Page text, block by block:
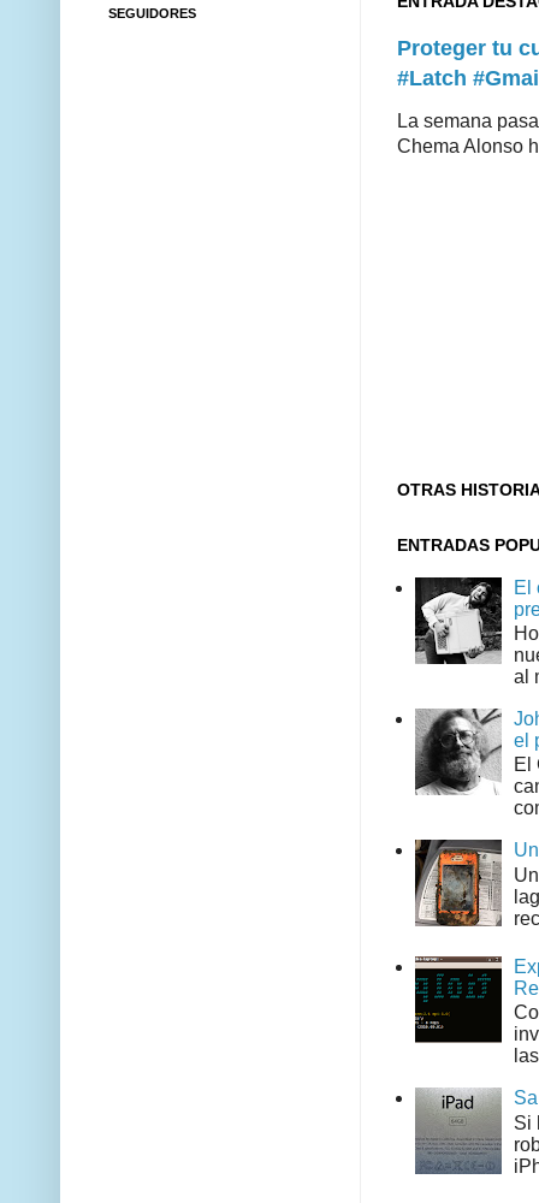
Proteger tu
#Latch
La semana
Chema Alonso
OTRAS
ENTRADAS
El
al
el
El
Si
SEGUIDORES